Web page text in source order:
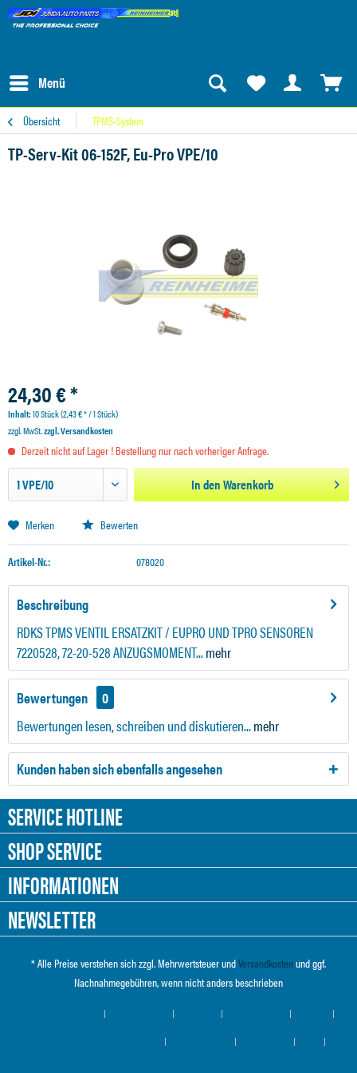
Menü
Übersicht TPMS-System
TP-Serv-Kit 06-152F, Eu-Pro VPE/10
24,30 € *
Inhalt:10 Stück (2,43 € * / 1 Stück)
zzgl. MwSt.zzgl. Versandkosten
Derzeit nicht auf Lager ! Bestellung nur nach vorheriger Anfrage.
In denWarenkorb
Merken Bewerten
Artikel-Nr.: 078020
Beschreibung
RDKS TPMS VENTIL ERSATZKIT / EUPRO UND TPRO SENSOREN
7220528, 72-20-528 ANZUGSMOMENT...mehr
Bewertungen
0
Bewertungen lesen, schreiben und diskutieren...mehr
Kunden haben sich ebenfalls angesehen
SERVICE HOTLINE
SHOP SERVICE
INFORMATIONEN
NEWSLETTER
* Alle Preise verstehen sich zzgl. Mehrwertsteuer undVersandkostenund ggf.
Nachnahmegebühren, wenn nicht anders beschrieben